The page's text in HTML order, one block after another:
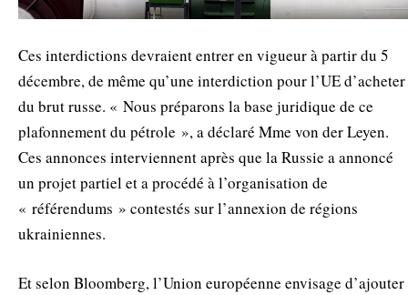
Ces interdictions devraient entrer en vigueur à partir du 5
décembre, de même qu’une interdiction pour l’UE d’acheter
du brut russe. « Nous préparons la base juridique de ce
plafonnement du pétrole », a déclaré Mme von der Leyen.
Ces annonces interviennent après que la Russie a annoncé
un projet partiel et a procédé à l’organisation de
« référendums » contestés sur l’annexion de régions
ukrainiennes.
Et selon Bloomberg, l’Union européenne envisage d’ajouter